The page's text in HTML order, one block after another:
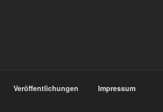
Veröffentlichungen Impressum